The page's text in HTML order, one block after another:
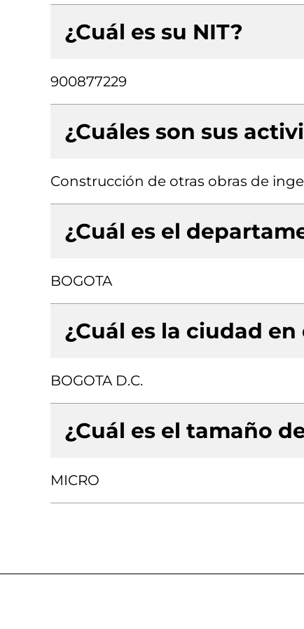
¿Cuál es su NIT?
900877229
¿Cuáles son sus
Construcción de otras obras de
¿Cuál es el
BOGOTA
¿Cuál es la ciudad
BOGOTA D.C.
¿Cuál es el tamaño
MICRO